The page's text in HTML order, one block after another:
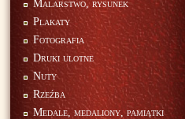
Malarstwo, rysunek
Plakaty
Fotografia
Druki ulotne
Nuty
Rzeźba
Medale, medaliony, pamiątki